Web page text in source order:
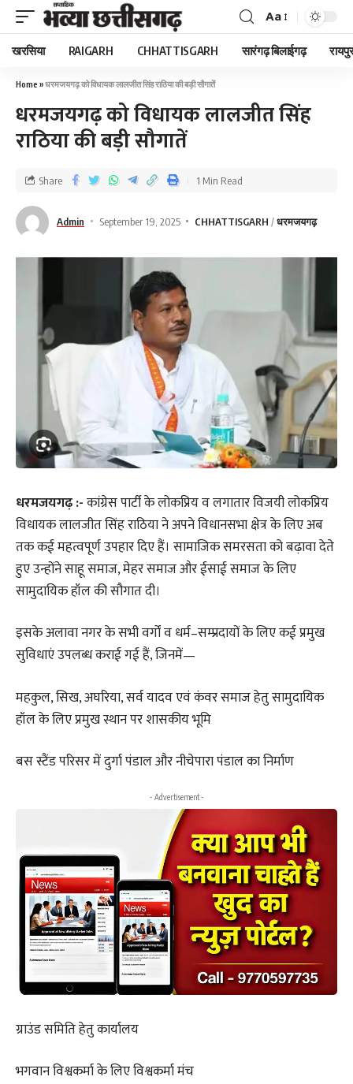
Aa
खरसिया RAIGARH CHHATTISGARH सारंगढ़ बिलाईगढ़
Home »धरमजयगढ़ को विधायक लालजीत सिंह राठिया की बड़ी सौगातें
धरमजयगढ़ को विधायक लालजीत सिंह
राठिया की बड़ी सौगातें
Admin September 19, 2025 CHHATTISGARH धरमजयगढ़
Share 1 Min Read
धरमजयगढ़ :-कांग्रेस पार्टी के लोकप्रिय व लगातार विजयी लोकप्रिय
विधायक लालजीत सिंह राठिया ने अपने विधानसभा क्षेत्र के लिए अब
तक कई महत्वपूर्ण उपहार दिए हैं। सामाजिक समरसता को बढ़ावा देते
हुए उन्होंने साहू समाज, मेहर समाज और ईसाई समाज के लिए
सामुदायिक हॉल की सौगात दी।
इसके अलावा नगर के सभी वर्गों व धर्म–सम्प्रदायों के लिए कई प्रमुख
सुविधाएं उपलब्ध कराई गई हैं, जिनमें—
महकुल, सिख, अघरिया, सर्व यादव एवं कंवर समाज हेतु सामुदायिक
हॉल के लिए प्रमुख स्थान पर शासकीय भूमि
बस स्टैंड परिसर में दुर्गा पंडाल और नीचेपारा पंडाल का निर्माण
- Advertisement -
ग्राउंड समिति हेतु कार्यालय
भगवान विश्वकर्मा के लिए विश्वकर्मा मंच